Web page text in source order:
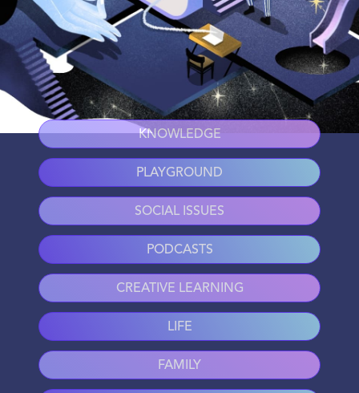
KNOWLEDGE
PLAYGROUND
SOCIAL ISSUES
PODCASTS
CREATIVE LEARNING
LIFE
FAMILY